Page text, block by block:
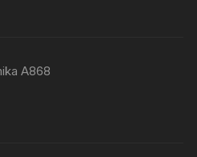
A868